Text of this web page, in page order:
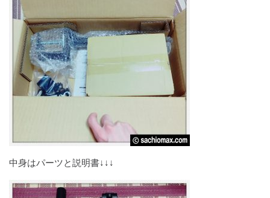
中身はパーツと説明書↓↓↓